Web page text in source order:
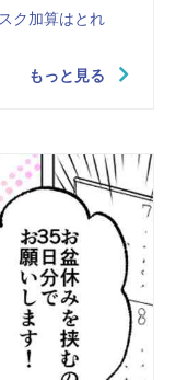
ク加算はとれ
もっと見る